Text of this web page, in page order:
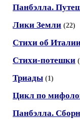
Панбэлла.
Лики Земли (22)
Стихи об
Стихи-потешки
Триады (1)
Цикл по
Панбэлла.